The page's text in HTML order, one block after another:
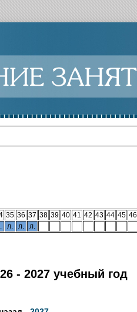
35 36 37 38 39 40 41 42 43 44 45 46
л. л. л.
- 2027 учебный год